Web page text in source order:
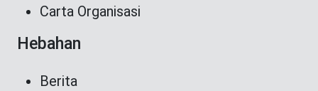
Carta Organisasi
Hebahan
Berita